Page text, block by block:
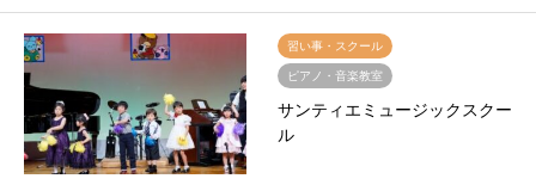
習い事・スクール
ピアノ・音楽教室
サンティエミュージックスクー
ル